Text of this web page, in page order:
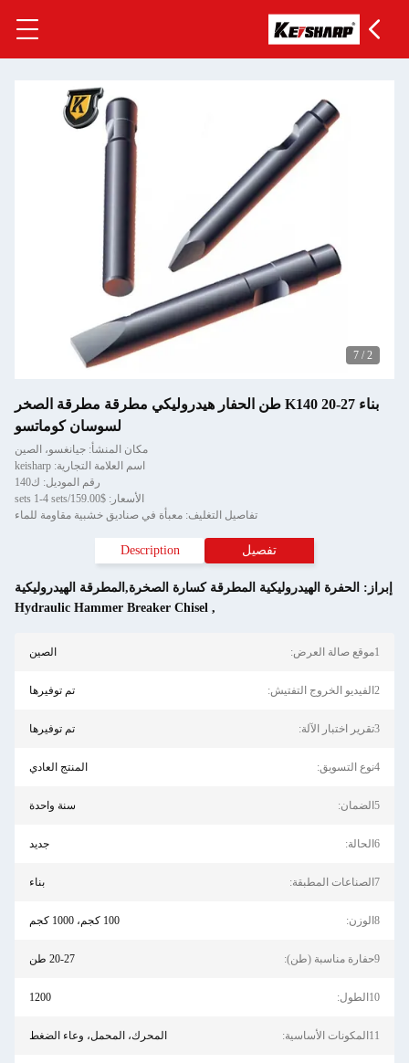
2
/
7
بناء K140 20-27 طن الحفار هيدروليكي مطرقة مطرقة الصخر
لسوسان كوماتسو
مكان المنشأ: جيانغسو، الصين
اسم العلامة التجارية: keisharp
رقم الموديل: ك140
الأسعار: $159.00/sets 1-4 sets
تفاصيل التغليف: معبأة في صناديق خشبية مقاومة للماء
تفصيل Description
إبراز: الحفرة الهيدروليكية المطرقة كسارة الصخرة,المطرقة الهيدروليكية
,
Hydraulic Hammer Breaker Chisel
1موقع صالة العرض: الصين
2الفيديو الخروج التفتيش: تم توفيرها
3تقرير اختبار الآلة: تم توفيرها
4نوع التسويق: المنتج العادي
5الضمان: سنة واحدة
6الحالة: جديد
7الصناعات المطبقة: بناء
8الوزن: 100 كجم، 1000 كجم
9حفارة مناسبة (طن): 20-27 طن
10الطول: 1200
11المكونات الأساسية: المحرك، المحمل، وعاء الضغط